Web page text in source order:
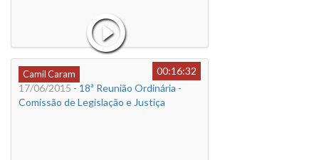
Camil Caram
00:16:32
17/06/2015 - 18ª Reunião Ordinária -
Comissão de Legislação e Justiça